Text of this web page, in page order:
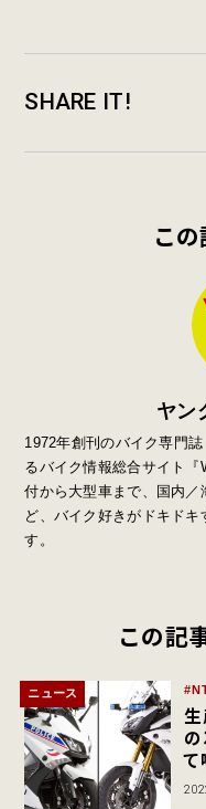
SHARE IT!
こ
ヤン
1972年創刊のバイク専門
るバイク情報総合サイト『
付から大型車まで、国内
ど、バイク好きがドキド
す。
この記
ニュース
生